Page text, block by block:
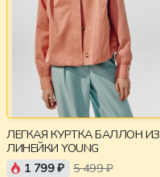
ЛЕГКАЯ КУРТКА БАЛЛОН ИЗ
ЛИНЕЙКИ YOUNG
1 799 ₽ 5 499 ₽